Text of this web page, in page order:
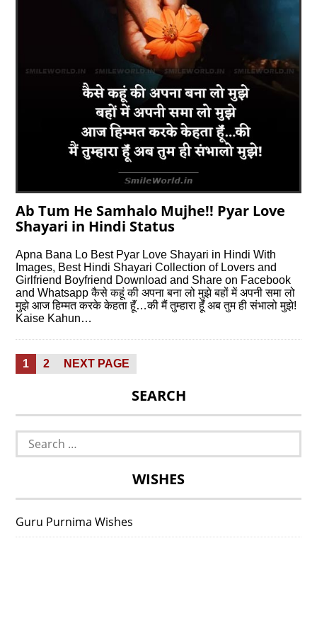
Ab Tum He Samhalo Mujhe!! Pyar Love
Shayari in Hindi Status
Apna Bana Lo Best Pyar Love Shayari in Hindi With
Images, Best Hindi Shayari Collection of Lovers and
Girlfriend Boyfriend Download and Share on Facebook
and Whatsapp कैसे कहूं की अपना बना लो मुझे बहों में अपनी समा लो
मुझे आज हिम्मत करके केहता हॅूं…की मैं तुम्हारा हॅूं अब तुम ही संभालो मुझे!
Kaise Kahun…
Posts
pagination
PAGE
1 PAGE
2 NEXT PAGE
SEARCH
Search
for:
WISHES
Guru Purnima Wishes